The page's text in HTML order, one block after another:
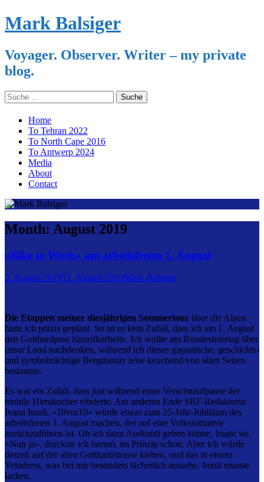
Mark Balsiger
Voyager. Observer. Writer – my private
blog.
Search
for:
Skip
content
Home
To Tehran 2022
To North Cape 2016
To Antwerp 2024
Media
About
Contact
Month: August 2019
«Bike to Work» am arbeitsfreien 1. August
2. August 201912. August 2019Mark Balsiger
Die Etappen meiner diesjährigen Sommertour über die Alpen
hatte ich präzis geplant. So ist es kein Zufall, dass ich am 1. August
den Gotthardpass hinaufkurbelte. Ich wollte am Bundesfeiertag über
unser Land nachdenken, während ich dieses gigantische, geschichts-
und symbolträchtige Bergmassiv leise keuchend von allen Seiten
bestaunte.
Es war ein Zufall, dass just während einer Verschnaufpause der
mobile Hirnikocher vibrierte. Am anderen Ende SRF-Redaktorin
Ivana Imoli. «10vor10» würde etwas zum 25-Jahr-Jubiläum des
arbeitsfreien 1. August machen, der auf eine Volksinitiative
zurückzuführen ist. Ob ich dazu Auskunft geben könne, fragte sie.
«Nun ja», druckste ich herum, im Prinzip schon. Aber ich würde
derzeit auf der alten Gotthardstrasse kleben, und das in einem
Velodress, was bei mir besonders lächerlich aussehe. Imoli musste
lachen.